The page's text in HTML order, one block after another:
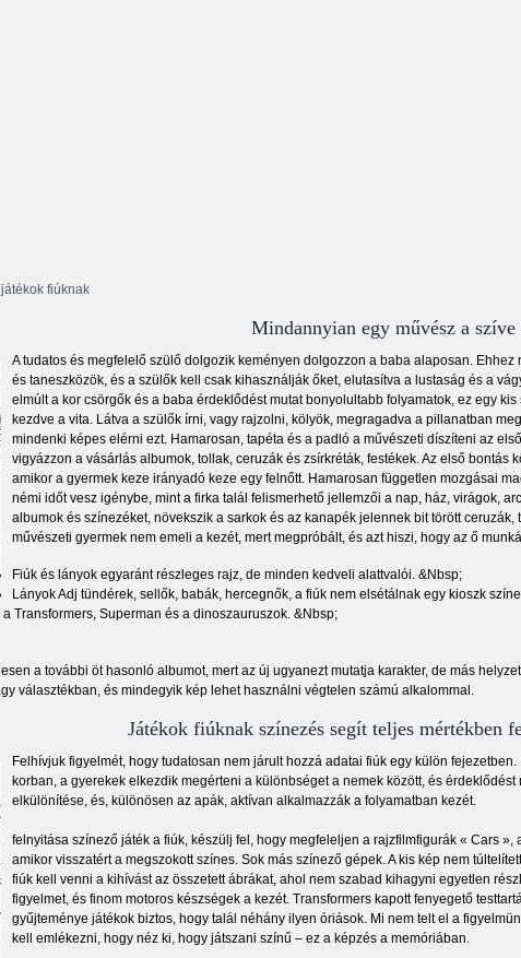
fiúknak
Mindannyian egy művész a szíve
A tudatos és megfelelő szülő dolgozik keményen dolgozzon a baba alaposan.
és taneszközök, és a szülők kell csak kihasználják őket, elutasítva a lustaság és a
elmúlt a kor csörgők és a baba érdeklődést mutat bonyolultabb folyamatok, ez egy
kezdve a vita. Látva a szülők írni, vagy rajzolni, kölyök, megragadva a pillanatban
mindenki képes elérni ezt. Hamarosan, tapéta és a padló a művészeti díszíteni az
vigyázzon a vásárlás albumok, tollak, ceruzák és zsírkréták, festékek. Az első bontás
amikor a gyermek keze irányadó keze egy felnőtt. Hamarosan független mozgásai
némi időt vesz igénybe, mint a firka talál felismerhető jellemzői a nap, ház, virágok,
albumok és színezéket, növekszik a sarkok és az kanapék jelennek bit törött
művészeti gyermek nem emeli a kezét, mert megpróbált, és azt hiszi, hogy az ő
Fiúk és lányok egyaránt részleges rajz, de minden kedveli alattvalói. &Nbsp;
Lányok Adj tündérek, sellők, babák, hercegnők, a fiúk nem elsétálnak egy kioszk
Transformers, Superman és a dinoszauruszok. &Nbsp;
a további öt hasonló albumot, mert az új ugyanezt mutatja karakter, de más
választékban, és mindegyik kép lehet használni végtelen számú alkalommal.
Játékok fiúknak színezés segít teljes mértékben
Felhívjuk figyelmét, hogy tudatosan nem járult hozzá adatai fiúk egy külön
korban, a gyerekek elkezdik megérteni a különbséget a nemek között, és
elkülönítése, és, különösen az apák, aktívan alkalmazzák a folyamatban kezét.
felnyitása színező játék a fiúk, készülj fel, hogy megfeleljen a rajzfilmfigurák « Cars
amikor visszatért a megszokott színes. Sok más színező gépek. A kis kép nem
fiúk kell venni a kihívást az összetett ábrákat, ahol nem szabad kihagyni egyetlen
figyelmet, és finom motoros készségek a kezét. Transformers kapott fenyegető
gyűjteménye játékok biztos, hogy talál néhány ilyen óriások. Mi nem telt el a
kell emlékezni, hogy néz ki, hogy játszani színű – ez a képzés a memóriában.